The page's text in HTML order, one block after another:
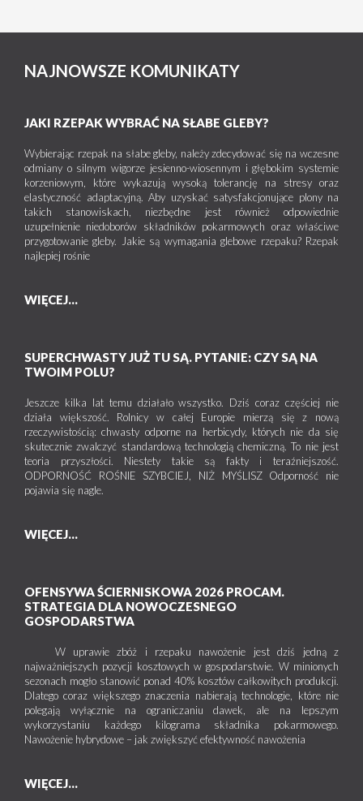
NAJNOWSZE KOMUNIKATY
JAKI RZEPAK WYBRAĆ NA SŁABE GLEBY?
Wybierając rzepak na słabe gleby, należy zdecydować się na wczesne
odmiany o silnym wigorze jesienno-wiosennym i głębokim systemie
korzeniowym, które wykazują wysoką tolerancję na stresy oraz
elastyczność adaptacyjną. Aby uzyskać satysfakcjonujące plony na
takich stanowiskach, niezbędne jest również odpowiednie
uzupełnienie niedoborów składników pokarmowych oraz właściwe
przygotowanie gleby. Jakie są wymagania glebowe rzepaku? Rzepak
najlepiej rośnie
WIĘCEJ...
SUPERCHWASTY JUŻ TU SĄ. PYTANIE: CZY SĄ NA
TWOIM POLU?
Jeszcze kilka lat temu działało wszystko. Dziś coraz częściej nie
działa większość. Rolnicy w całej Europie mierzą się z nową
rzeczywistością: chwasty odporne na herbicydy, których nie da się
skutecznie zwalczyć standardową technologią chemiczną. To nie jest
teoria przyszłości. Niestety takie są fakty i teraźniejszość.
ODPORNOŚĆ ROŚNIE SZYBCIEJ, NIŻ MYŚLISZ Odporność nie
pojawia się nagle.
WIĘCEJ...
OFENSYWA ŚCIERNISKOWA 2026 PROCAM.
STRATEGIA DLA NOWOCZESNEGO
GOSPODARSTWA
W uprawie zbóż i rzepaku nawożenie jest dziś jedną z
najważniejszych pozycji kosztowych w gospodarstwie. W minionych
sezonach mogło stanowić ponad 40% kosztów całkowitych produkcji.
Dlatego coraz większego znaczenia nabierają technologie, które nie
polegają wyłącznie na ograniczaniu dawek, ale na lepszym
wykorzystaniu każdego kilograma składnika pokarmowego.
Nawożenie hybrydowe – jak zwiększyć efektywność nawożenia
WIĘCEJ...